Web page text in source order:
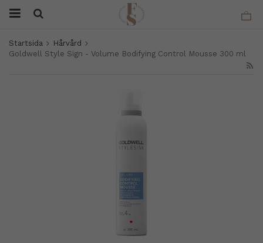
Startsida
Hårvård
Goldwell Style Sign - Volume Bodifying Control Mousse 300 ml